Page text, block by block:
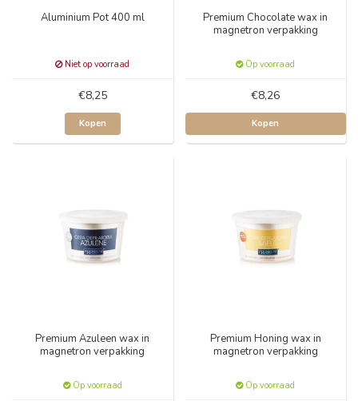
Aluminium Pot 400 ml
Niet op voorraad
€8,25
Kopen
Premium Chocolate wax in
magnetron verpakking
Op voorraad
€8,26
Kopen
Premium Azuleen wax in
magnetron verpakking
Op voorraad
Premium Honing wax in
magnetron verpakking
Op voorraad